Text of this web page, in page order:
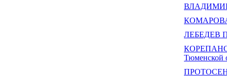
КОМАРОВА
ЛЕБЕДЕВ
Тюменской